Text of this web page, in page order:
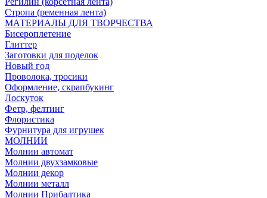
Стропа (ременная лента)
МАТЕРИАЛЫ ДЛЯ ТВОРЧЕСТВА
Бисероплетение
Глиттер
Заготовки для поделок
Новый год
Проволока, тросики
Оформление, скрапбукинг
Лоскуток
Фетр, фелтинг
Флористика
Фурнитура для игрушек
МОЛНИИ
Молнии автомат
Молнии двухзамковые
Молнии декор
Молнии металл
Молнии Прибалтика